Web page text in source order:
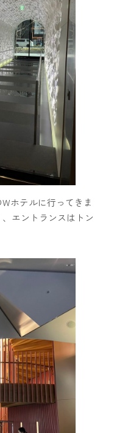
ホテルに行ってきま
エントランスはトン